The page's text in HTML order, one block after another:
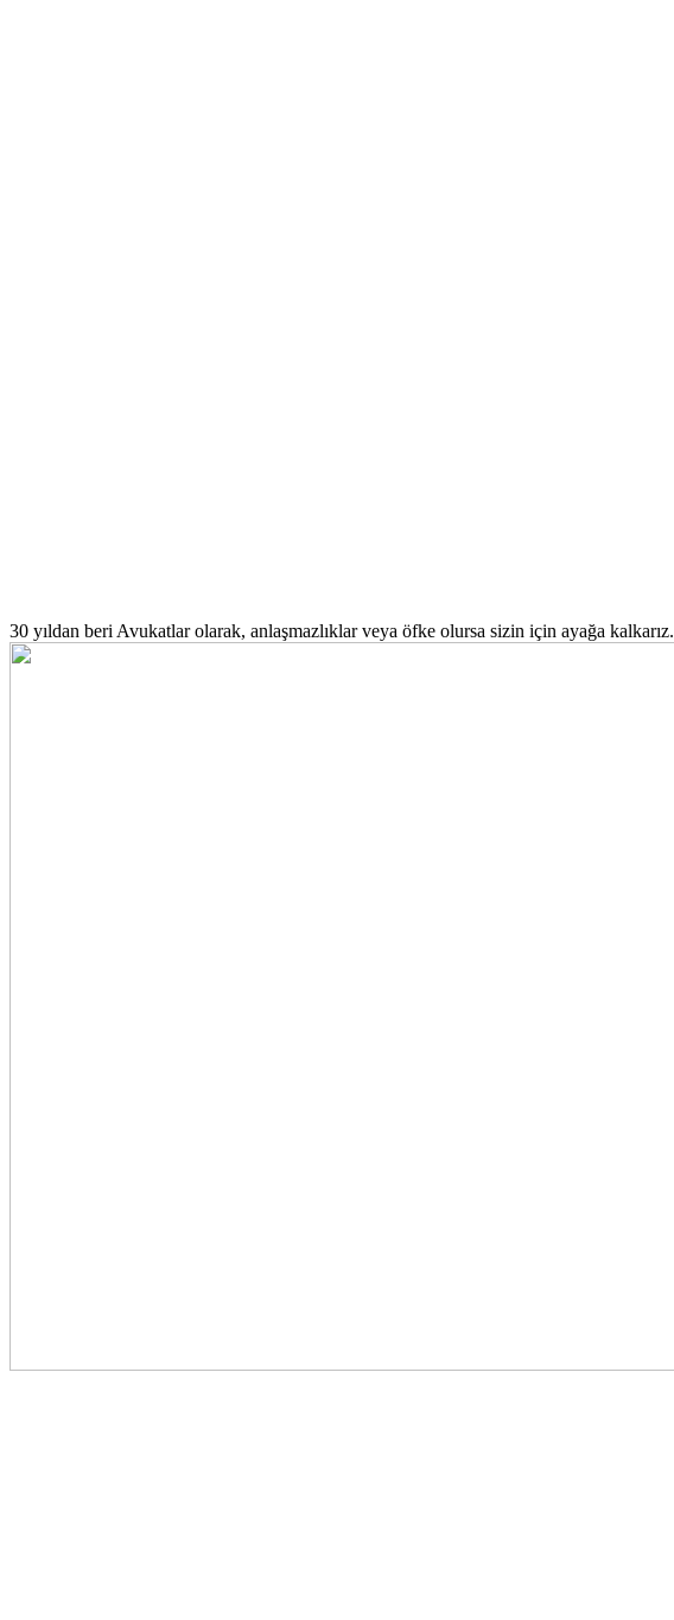
30 yıldan beri Avukatlar olarak, anlaşmazlıklar veya öfke olursa sizin için ayağa kalkarız.